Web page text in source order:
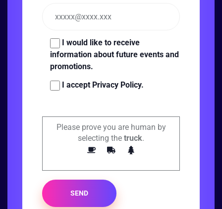
I would like to receive
information about future events and
promotions.
I accept Privacy Policy.
Please prove you are human by
selecting the truck.
SEND